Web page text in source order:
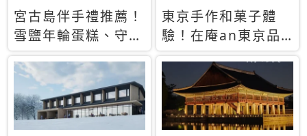
宮古島伴手禮推薦！
雪鹽年輪蛋糕、守護
君餅乾，10款必買
清單
東京手作和菓子體
驗！在庵an東京品
味本格派日本茶道